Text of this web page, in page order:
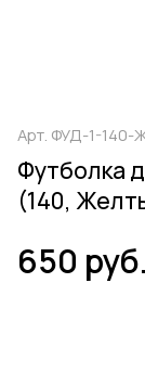
Арт. ФУД-1-140-
Футболка
(140,
650 руб.